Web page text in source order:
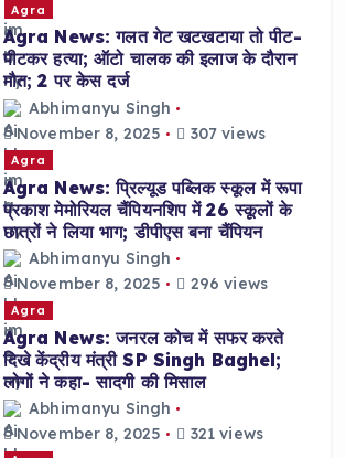
Agra
Agra News: गलत गेट खटखटाया तो पीट-
पीटकर हत्या; ऑटो चालक की इलाज के दौरान
मौत; 2 पर केस दर्ज
Abhimanyu Singh
November 8, 2025
307 views
Agra
Agra News: प्रिल्यूड पब्लिक स्कूल में रूपा
प्रकाश मेमोरियल चैंपियनशिप में 26 स्कूलों के
छात्रों ने लिया भाग; डीपीएस बना चैंपियन
Abhimanyu Singh
November 8, 2025
296 views
Agra
Agra News: जनरल कोच में सफर करते
दिखे केंद्रीय मंत्री SP Singh Baghel;
लोगों ने कहा- सादगी की मिसाल
Abhimanyu Singh
November 8, 2025
321 views